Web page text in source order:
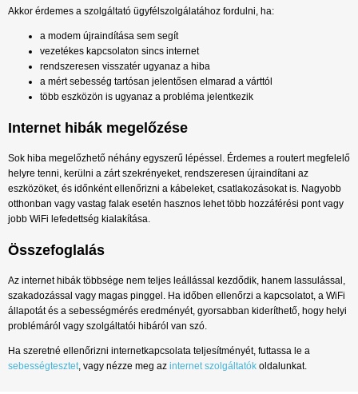
Akkor érdemes a szolgáltató ügyfélszolgálatához fordulni, ha:
a modem újraindítása sem segít
vezetékes kapcsolaton sincs internet
rendszeresen visszatér ugyanaz a hiba
a mért sebesség tartósan jelentősen elmarad a várttól
több eszközön is ugyanaz a probléma jelentkezik
Internet hibák megelőzése
Sok hiba megelőzhető néhány egyszerű lépéssel. Érdemes a routert megfelelő
helyre tenni, kerülni a zárt szekrényeket, rendszeresen újraindítani az
eszközöket, és időnként ellenőrizni a kábeleket, csatlakozásokat is. Nagyobb
otthonban vagy vastag falak esetén hasznos lehet több hozzáférési pont vagy
jobb WiFi lefedettség kialakítása.
Összefoglalás
Az internet hibák többsége nem teljes leállással kezdődik, hanem lassulással,
szakadozással vagy magas pinggel. Ha időben ellenőrzi a kapcsolatot, a WiFi
állapotát és a sebességmérés eredményét, gyorsabban kideríthető, hogy helyi
problémáról vagy szolgáltatói hibáról van szó.
Ha szeretné ellenőrizni internetkapcsolata teljesítményét, futtassa le a
sebességtesztet, vagy nézze meg az internet szolgáltatók oldalunkat.